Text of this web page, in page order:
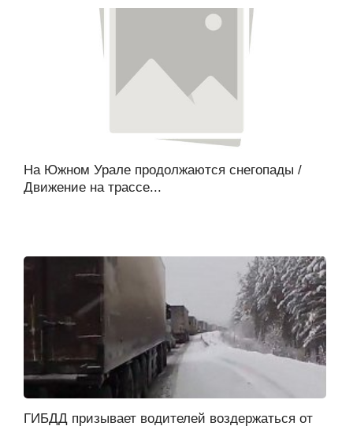
На Южном Урале продолжаются снегопады /
Движение на трассе...
ГИБДД призывает водителей воздержаться от